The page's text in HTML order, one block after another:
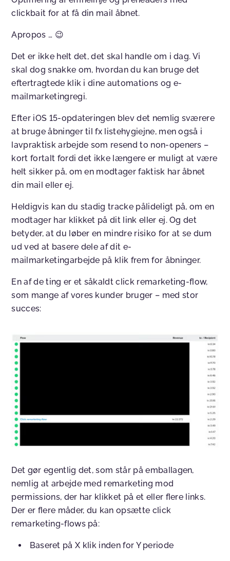
clickbait for at få din mail åbnet.
Apropos … 😉
Det er ikke helt det, det skal handle om i dag. Vi
skal dog snakke om, hvordan du kan bruge det
eftertragtede klik i dine automations og e-
mailmarketingregi.
Efter iOS 15-opdateringen blev det nemlig sværere
at bruge åbninger til fx listehygiejne, men også i
lavpraktisk arbejde som resend to non-openers –
kort fortalt fordi det ikke længere er muligt at være
helt sikker på, om en modtager faktisk har åbnet
din mail eller ej.
Heldigvis kan du stadig tracke pålideligt på, om en
modtager har klikket på dit link eller ej. Og det
betyder, at du løber en mindre risiko for at se dum
ud ved at basere dele af dit e-
mailmarketingarbejde på klik frem for åbninger.
En af de ting er et såkaldt click remarketing-flow,
som mange af vores kunder bruger – med stor
succes:
Det gør egentlig det, som står på emballagen,
nemlig at arbejde med remarketing mod
permissions, der har klikket på et eller flere links.
Der er flere måder, du kan opsætte click
remarketing-flows på:
Baseret på X klik inden for Y periode